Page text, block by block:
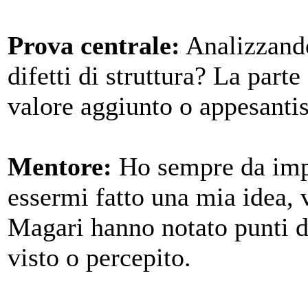
Prova centrale:
difetti di struttura? La parte
valore aggiunto o
Mentore: Ho sempre da
essermi fatto una mia
Magari hanno notato punti
visto o percepito.